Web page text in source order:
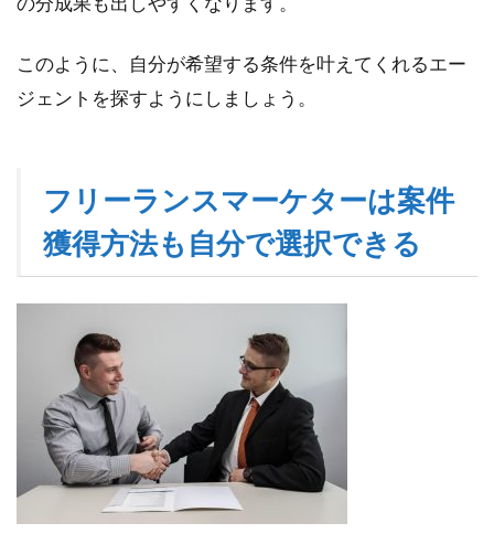
このように、自分が希望する条件を叶えてくれるエー
ジェントを探すようにしましょう。
フリーランスマーケターは案件
獲得方法も自分で選択できる